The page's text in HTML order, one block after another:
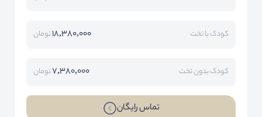
کودک با تخت 18,380,000تومان
کودک بدون تخت 7,380,000تومان
تماس رایگان